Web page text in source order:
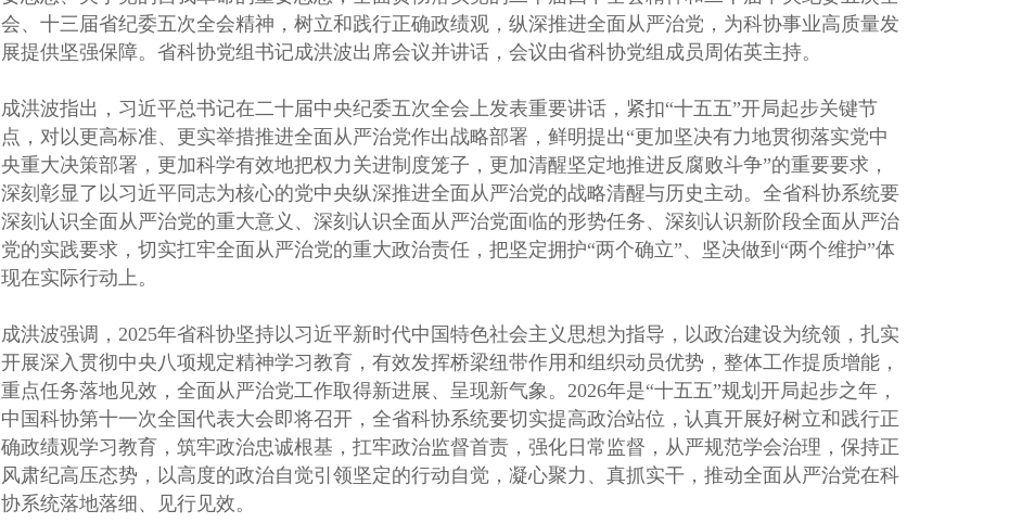
会、十三届省纪委五次全会精神，树立和践行正确政绩观，纵深推进全面从严治党，为科协事业高质量发
展提供坚强保障。省科协党组书记成洪波出席会议并讲话，会议由省科协党组成员周佑英主持。
成洪波指出，习近平总书记在二十届中央纪委五次全会上发表重要讲话，紧扣“十五五”开局起步关键节
点，对以更高标准、更实举措推进全面从严治党作出战略部署，鲜明提出“更加坚决有力地贯彻落实党中
央重大决策部署，更加科学有效地把权力关进制度笼子，更加清醒坚定地推进反腐败斗争”的重要要求，
深刻彰显了以习近平同志为核心的党中央纵深推进全面从严治党的战略清醒与历史主动。全省科协系统要
深刻认识全面从严治党的重大意义、深刻认识全面从严治党面临的形势任务、深刻认识新阶段全面从严治
党的实践要求，切实扛牢全面从严治党的重大政治责任，把坚定拥护“两个确立”、坚决做到“两个维护”体
现在实际行动上。
成洪波强调，2025年省科协坚持以习近平新时代中国特色社会主义思想为指导，以政治建设为统领，扎实
开展深入贯彻中央八项规定精神学习教育，有效发挥桥梁纽带作用和组织动员优势，整体工作提质增能，
重点任务落地见效，全面从严治党工作取得新进展、呈现新气象。2026年是“十五五”规划开局起步之年，
中国科协第十一次全国代表大会即将召开，全省科协系统要切实提高政治站位，认真开展好树立和践行正
确政绩观学习教育，筑牢政治忠诚根基，扛牢政治监督首责，强化日常监督，从严规范学会治理，保持正
风肃纪高压态势，以高度的政治自觉引领坚定的行动自觉，凝心聚力、真抓实干，推动全面从严治党在科
协系统落地落细、见行见效。